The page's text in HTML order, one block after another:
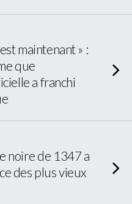
maintenant » :
que
a franchi
noire de 1347 a
des plus vieux